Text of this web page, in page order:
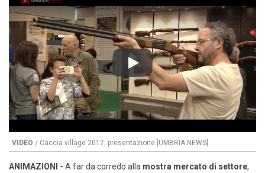
Play
VIDEO / Caccia village 2017, presentazione [UMBRIA NEWS]
ANIMAZIONI - A far da corredo alla mostra mercato di settore,